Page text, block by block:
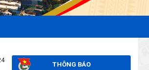
THÔNG BÁO
THÔNG BÁO: Về việc yêu cầu
(24/07/2026)